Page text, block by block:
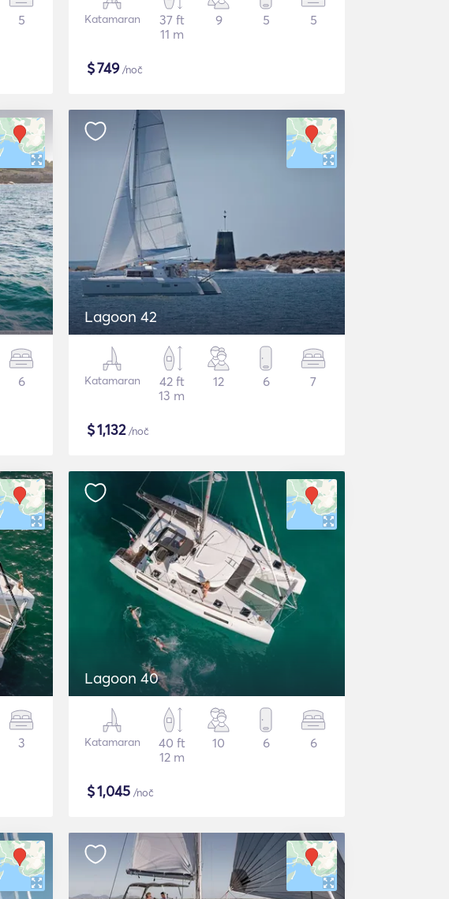
5 Katamaran
37 ft
11 m
9 5 5
$749/noč
6
Lagoon 42
Katamaran
42 ft
13 m
12 6 7
$1,132/noč
3
Lagoon 40
Katamaran
40 ft
12 m
10 6 6
$1,045 /noč